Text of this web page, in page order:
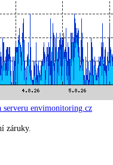
serveru envimonitoring.cz
záruky.